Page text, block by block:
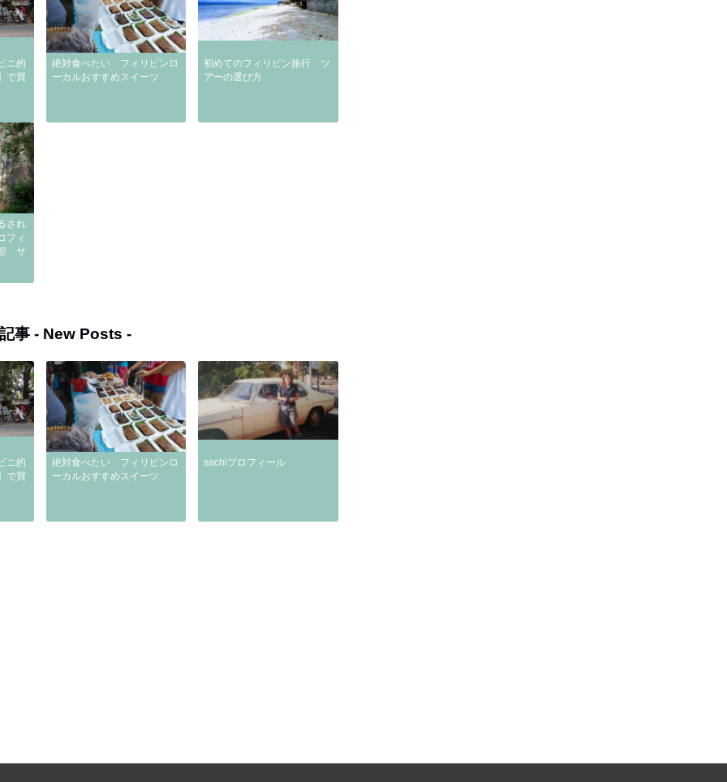
ニ的
で買
絶対食べたい フィリピンロ
ーカルおすすめスイーツ
初めてのフィリピン旅行 ツ
アーの選び方
され
フィ
サ
事 - New Posts -
ニ的
で買
絶対食べたい フィリピンロ
ーカルおすすめスイーツ
sachiプロフィール